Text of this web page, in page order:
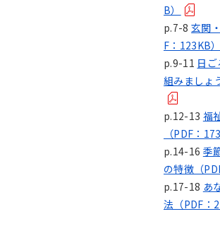
B）
p.7-8玄関
F：123KB）
p.9-11 日
組みましょ
p.12-13 福
（PDF：
p.14-16 季
の特徴（
p.17-18 あ
法（PDF：